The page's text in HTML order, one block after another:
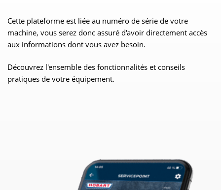
Cette plateforme est liée au numéro de série de votre
machine, vous serez donc assuré d'avoir directement accès
aux informations dont vous avez besoin.
Découvrez l'ensemble des fonctionnalités et conseils
pratiques de votre équipement.